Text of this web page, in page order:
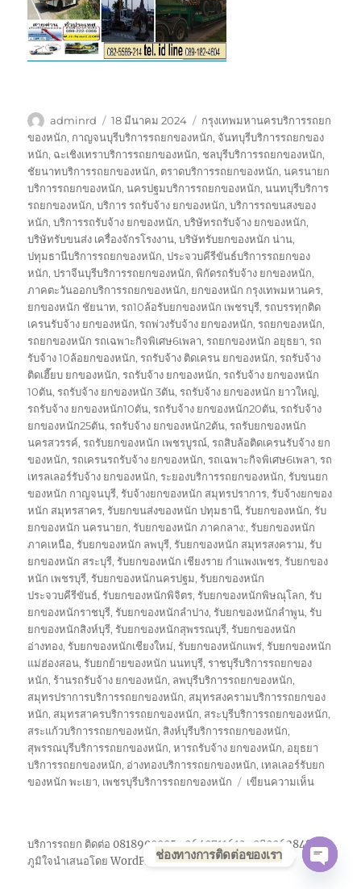
ผู้
เขียน
adminrd
เขียน
เมื่อ
18 มีนาคม 2024
ป้าย
กำกับ
กรุงเทพมหานครบริการรถยก
ของหนัก, กาญจนบุรีบริการรถยกของหนัก, จันทบุรีบริการรถยกของ
หนัก, ฉะเชิงเทราบริการรถยกของหนัก, ชลบุรีบริการรถยกของหนัก,
ชัยนาทบริการรถยกของหนัก, ตราดบริการรถยกของหนัก,นครนายก
บริการรถยกของหนัก,นครปฐมบริการรถยกของหนัก,นนทบุรีบริการ
รถยกของหนัก,บริการ รถรับจ้าง ยกของหนัก,บริการรถขนสงของ
หนัก,บริการรถรับจ้าง ยกของหนัก,บริษัทรถรับจ้าง ยกของหนัก,
บริษัทรับขนส่ง เครื่องจักรโรงงาน,บริษัทรับยกของหนัก น่าน,
ปทุมธานีบริการรถยกของหนัก,ประจวบคีรีขันธ์บริการรถยกของ
หนัก,ปราจีนบุรีบริการรถยกของหนัก,พิกัดรถรับจ้าง ยกของหนัก,
ภาคตะวันออกบริการรถยกของหนัก, ยกของหนัก กรุงเทพมหานคร,
ยกของหนัก ชัยนาท,รถ10ล้อรับยกของหนัก เพชรบุรี,รถบรรทุกติด
เครนรับจ้าง ยกของหนัก,รถพ่วงรับจ้าง ยกของหนัก,รถยกของหนัก,
รถยกของหนัก รถเฉพาะกิจพิเศษ6เพลา,รถยกของหนัก อยุธยา,รถ
รับจ้าง 10ล้อยกของหนัก,รถรับจ้าง ติดเครน ยกของหนัก,รถรับจ้าง
ติดเฮี๊ยบ ยกของหนัก,รถรับจ้าง ยกของหนัก,รถรับจ้าง ยกของหนัก
10ตัน,รถรับจ้าง ยกของหนัก 3ตัน,รถรับจ้าง ยกของหนัก ยาวใหญ่,
รถรับจ้าง ยกของหนัก10ตัน,รถรับจ้าง ยกของหนัก20ตัน,รถรับจ้าง
ยกของหนัก25ตัน,รถรับจ้าง ยกของหนัก2ตัน,รถรับยกของหนัก
นครสวรรค์,รถรับยกของหนัก เพชรบูรณ์,รถสิบล้อติดเครนรับจ้าง ยก
ของหนัก,รถเครนรถรับจ้าง ยกของหนัก,รถเฉพาะกิจพิเศษ6เพลา,รถ
เทรลเลอร์รับจ้าง ยกของหนัก,ระยองบริการรถยกของหนัก,รับขนยก
ของหนัก กาญจนบุรี,รับจ้างยกของหนัก สมุทรปราการ,รับจ้างยกของ
หนัก สมุทรสาคร,รับยกขนส่งของหนัก ปทุมธานี,รับยกของหนัก,รับ
ยกของหนัก นครนายก,รับยกของหนัก ภาคกลาง:,รับยกของหนัก
ภาคเหนือ,รับยกของหนัก ลพบุรี,รับยกของหนัก สมุทรสงคราม,รับ
ยกของหนัก สระบุรี,รับยกของหนัก เชียงราย กำแพงเพชร,รับยกของ
หนัก เพชรบุรี,รับยกของหนักนครปฐม,รับยกของหนัก
ประจวบคีรีขันธ์,รับยกของหนักพิจิตร,รับยกของหนักพิษณุโลก,รับ
ยกของหนักราชบุรี,รับยกของหนักลำปาง,รับยกของหนักลำพูน,รับ
ยกของหนักสิงห์บุรี,รับยกของหนักสุพรรณบุรี,รับยกของหนัก
อ่างทอง,รับยกของหนักเชียงใหม่,รับยกของหนักแพร่,รับยกของหนัก
แม่ฮ่องสอน,รับยกย้ายของหนัก นนทบุรี,ราชบุรีบริการรถยกของ
หนัก,ร้านรถรับจ้าง ยกของหนัก, ลพบุรีบริการรถยกของหนัก,
สมุทรปราการบริการรถยกของหนัก, สมุทรสงครามบริการรถยกของ
หนัก, สมุทรสาครบริการรถยกของหนัก, สระบุรีบริการรถยกของหนัก,
สระแก้วบริการรถยกของหนัก, สิงห์บุรีบริการรถยกของหนัก,
สุพรรณบุรีบริการรถยกของหนัก,หารถรับจ้าง ยกของหนัก, อยุธยา
บริการรถยกของหนัก, อ่างทองบริการรถยกของหนัก, เทลเลอร์รับยก
ของหนัก พะเยา, เพชรบุรีบริการรถยกของหนัก เขียนความเห็นบน
ของ
หนัก
บริการรถยก ติดต่อ 0818900005 , 0640711613 , 0800628488
ภูมิใจนำเสนอโดย WordPressช่องทางการติดต่อของเรา
OPEN